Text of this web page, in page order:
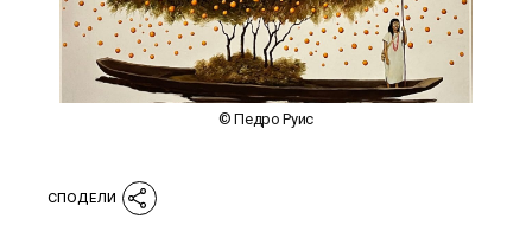
© Педро Руис